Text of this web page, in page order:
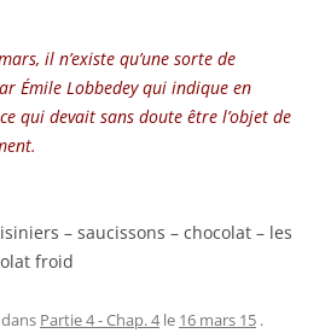
il n’existe qu’une sorte de
Émile Lobbedey qui indique en
qui devait sans doute être l’objet de
– saucissons – chocolat – les
froid
Partie 4 - Chap. 4le 16 mars 15 .